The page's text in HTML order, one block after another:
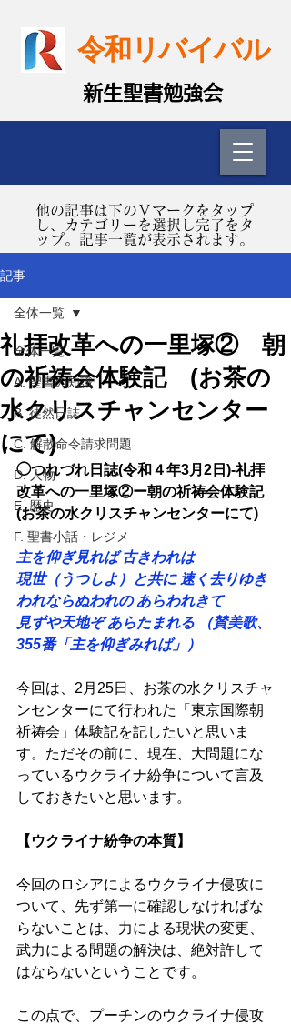
令和リバイバル
​新生聖書勉強会
​他の記事は下のＶマークをタップ
し、カテゴリーを選択し完了をタ
ップ。記事一覧が表示されます。
記事
全体一覧
A. 聖書の知識
B. 徒然日誌
C. 解散命令請求問題
D. 人物
E. 歴史
F. 聖書小話・レジメ
全体一覧
礼拝改革への一里塚② 朝
の祈祷会体験記 (お茶の
水クリスチャンセンター
にて)
◯つれづれ日誌(令和４年3月2日)-礼拝
改革への一里塚②ー朝の祈祷会体験記
(お茶の水クリスチャンセンターにて)
主を仰ぎ見れば 古きわれは
現世（うつしよ）と共に 速く去りゆき
われならぬわれの あらわれきて
見ずや天地ぞ あらたまれる （賛美歌、
355番「主を仰ぎみれば」）
今回は、2月25日、お茶の水クリスチャ
ンセンターにて行われた「東京国際朝
祈祷会」体験記を記したいと思いま
す。ただその前に、現在、大問題にな
っているウクライナ紛争について言及
しておきたいと思います。
【ウクライナ紛争の本質】
今回のロシアによるウクライナ侵攻に
ついて、先ず第一に確認しなければな
らないことは、力による現状の変更、
武力による問題の解決は、絶対許して
はならないということです。
この点で、プーチンのウクライナ侵攻